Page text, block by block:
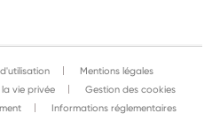
Mentions légales
vie privée
Gestion des cookies
Informations réglementaires